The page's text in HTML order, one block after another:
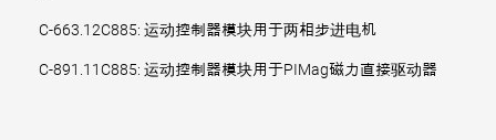
C-663.12C885: 运动控制器模块用于两相步进电机
C-891.11C885: 运动控制器模块用于PIMag磁力直接驱动器